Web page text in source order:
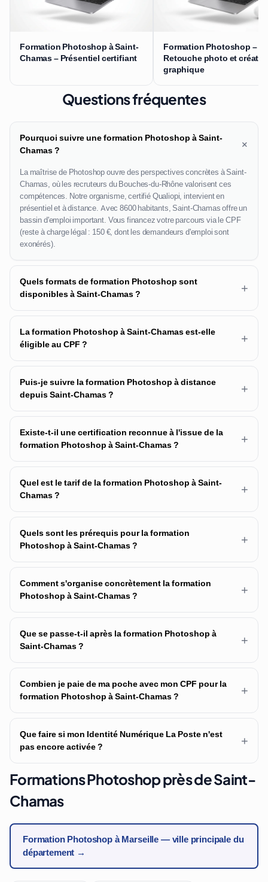
Formation Photoshop à Saint-
Chamas – Présentiel certifiant
Formation Photoshop –
Retouche photo et
graphique
Questions fréquentes
Pourquoi suivre une formation Photoshop à Saint-
Chamas ?
+
La maîtrise de Photoshop ouvre des perspectives concrètes à Saint-
Chamas, où les recruteurs du Bouches-du-Rhône valorisent ces
compétences. Notre organisme, certifié Qualiopi, intervient en
présentiel et à distance. Avec 8600 habitants, Saint-Chamas offre un
bassin d'emploi important. Vous financez votre parcours via le CPF
(reste à charge légal : 150 €, dont les demandeurs d'emploi sont
exonérés).
Quels formats de formation Photoshop sont
disponibles à Saint-Chamas ?
+
La formation Photoshop à Saint-Chamas est-elle
éligible au CPF ?
+
Puis-je suivre la formation Photoshop à distance
depuis Saint-Chamas ?
+
Existe-t-il une certification reconnue à l'issue de la
formation Photoshop à Saint-Chamas ?
+
Quel est le tarif de la formation Photoshop à Saint-
Chamas ?
+
Quels sont les prérequis pour la formation
Photoshop à Saint-Chamas ?
+
Comment s'organise concrètement la formation
Photoshop à Saint-Chamas ?
+
Que se passe-t-il après la formation Photoshop à
Saint-Chamas ?
+
Combien je paie de ma poche avec mon CPF pour la
formation Photoshop à Saint-Chamas ?
+
Que faire si mon Identité Numérique La Poste n'est
pas encore activée ?
+
Formations Photoshop près de Saint-
Chamas
Formation Photoshop à Marseille — ville principale du
département →